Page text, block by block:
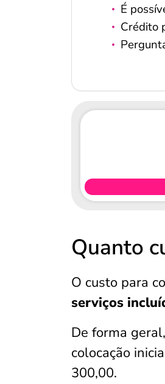
É
Crédito
Quanto
O custo para
serviços
De forma
colocação
300,00.